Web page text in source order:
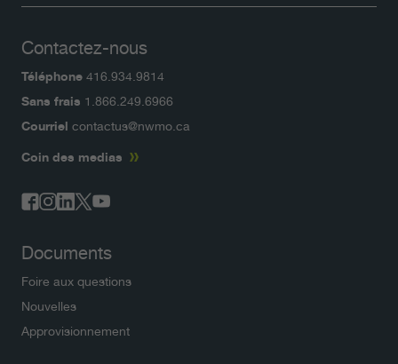
Contactez-nous
Téléphone 416.934.9814
Sans frais 1.866.249.6966
Courriel contactus@nwmo.ca
Coin des medias
Documents
Foire aux questions
Nouvelles
Approvisionnement